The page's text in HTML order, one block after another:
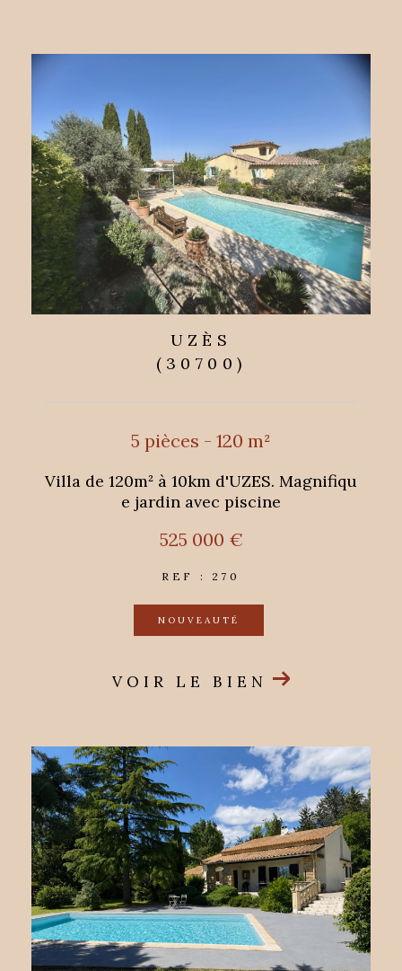
UZÈS
(30700)
5 pièces - 120 m²
Villa de 120m² à 10km d'UZES. Magnifiqu
e jardin avec piscine
525 000 €
REF : 270
NOUVEAUTÉ
VOIR LE BIEN